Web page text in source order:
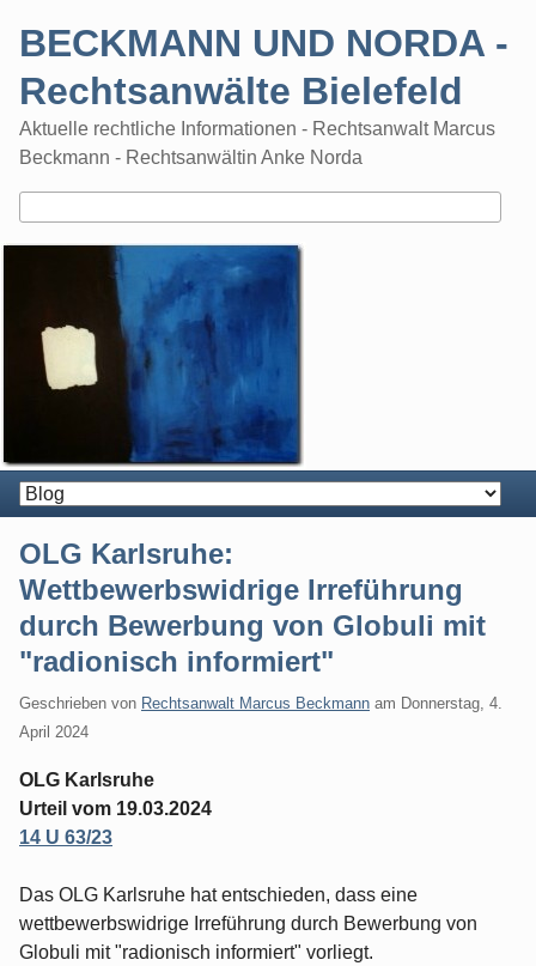
BECKMANN UND NORDA -
Rechtsanwälte Bielefeld
Aktuelle rechtliche Informationen - Rechtsanwalt Marcus
Beckmann - Rechtsanwältin Anke Norda
OLG Karlsruhe:
Wettbewerbswidrige Irreführung
durch Bewerbung von Globuli mit
"radionisch informiert"
Geschrieben von Rechtsanwalt Marcus Beckmann am Donnerstag, 4.
April 2024
OLG Karlsruhe
Urteil vom 19.03.2024
14 U 63/23
Das OLG Karlsruhe hat entschieden, dass eine
wettbewerbswidrige Irreführung durch Bewerbung von
Globuli mit "radionisch informiert" vorliegt.